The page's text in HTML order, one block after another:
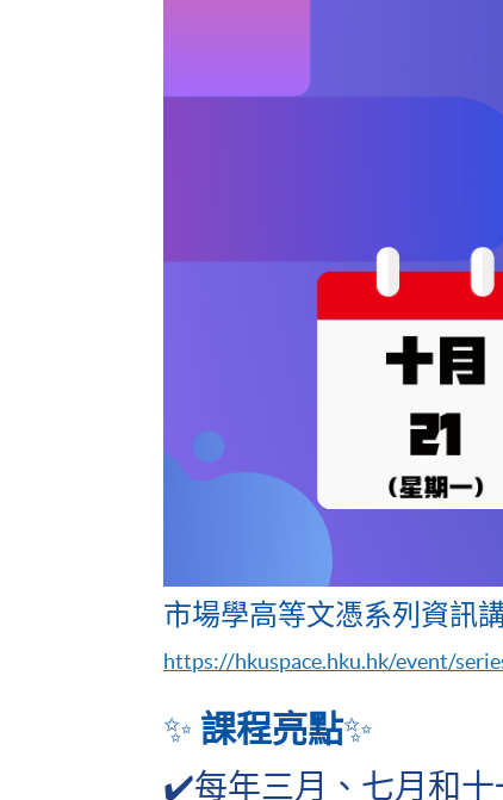
市場學高等文憑系列資訊
https://hkuspace.hku.hk/event/
✨ 課程亮點✨
✔️每年三月、七月和十